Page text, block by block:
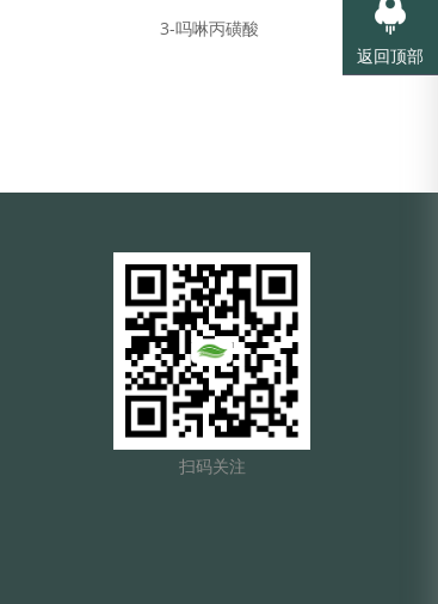
3-吗啉丙磺酸
扫码关注
返回顶部